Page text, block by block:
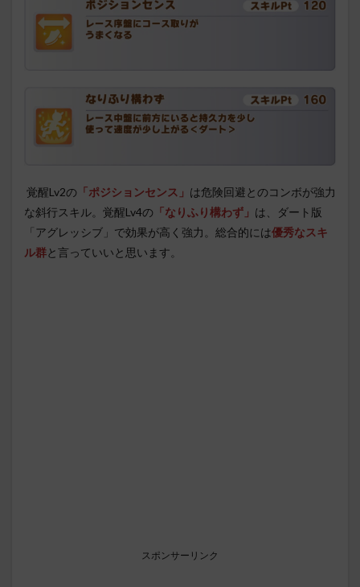
覚醒Lv2の 「ポジションセンス」 は危険回避とのコンボが強力
な斜行スキル。覚醒Lv4の 「なりふり構わず」 は、ダート版
「アグレッシブ」で効果が高く強力。総合的には優秀なスキ
ル群と言っていいと思います。
スポンサーリンク